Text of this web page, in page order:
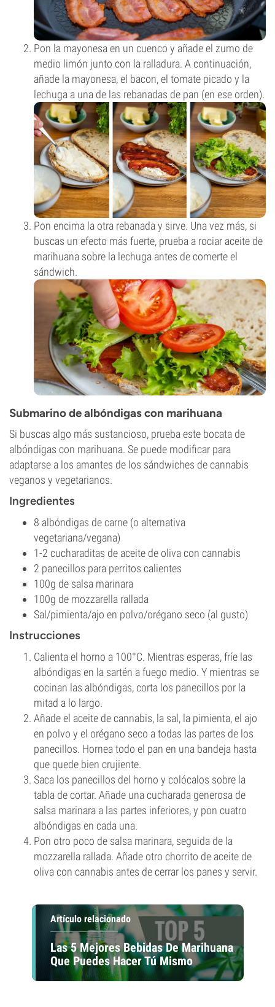
Pon la mayonesa en un cuenco y añade el zumo de
medio limón junto con la ralladura. A continuación,
añade la mayonesa, el bacon, el tomate picado y la
lechuga a una de las rebanadas de pan (en ese orden).
Pon encima la otra rebanada y sirve. Una vez más, si
buscas un efecto más fuerte, prueba a rociar aceite de
marihuana sobre la lechuga antes de comerte el
sándwich.
Submarino de albóndigas con marihuana
Si buscas algo más sustancioso, prueba este bocata de
albóndigas con marihuana. Se puede modificar para
adaptarse a los amantes de los sándwiches de cannabis
veganos y vegetarianos.
Ingredientes
8 albóndigas de carne (o alternativa
vegetariana/vegana)
1-2 cucharaditas de aceite de oliva con cannabis
2 panecillos para perritos calientes
100g de salsa marinara
100g de mozzarella rallada
Sal/pimienta/ajo en polvo/orégano seco (al gusto)
Instrucciones
Calienta el horno a 100°C. Mientras esperas, fríe las
albóndigas en la sartén a fuego medio. Y mientras se
cocinan las albóndigas, corta los panecillos por la
mitad a lo largo.
Añade el aceite de cannabis, la sal, la pimienta, el ajo
en polvo y el orégano seco a todas las partes de los
panecillos. Hornea todo el pan en una bandeja hasta
que quede bien crujiente.
Saca los panecillos del horno y colócalos sobre la
tabla de cortar. Añade una cucharada generosa de
salsa marinara a las partes inferiores, y pon cuatro
albóndigas en cada una.
Pon otro poco de salsa marinara, seguida de la
mozzarella rallada. Añade otro chorrito de aceite de
oliva con cannabis antes de cerrar los panes y servir.
Artículo relacionado
Las 5 Mejores Bebidas De Marihuana
Que Puedes Hacer Tú Mismo